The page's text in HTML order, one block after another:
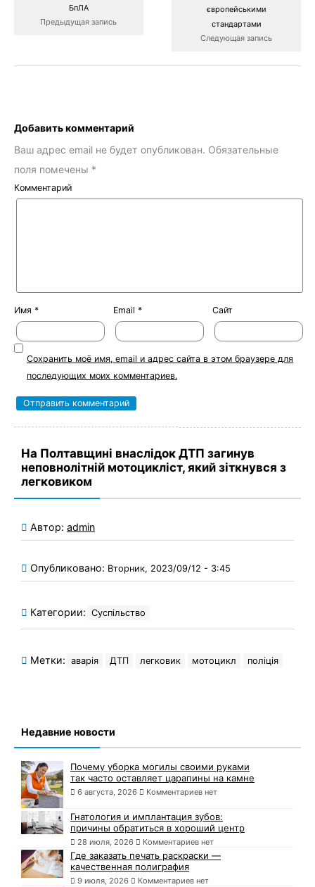
БпЛА
Предыдущая запись
європейськими
стандартами
Следующая запись
Добавить комментарий
Ваш адрес email не будет опубликован. Обязательные
поля помечены *
Комментарий
Имя * Email * Сайт
Сохранить моё имя, email и адрес сайта в этом браузере для
последующих моих комментариев.
На Полтавщині внаслідок ДТП загинув
неповнолітній мотоцикліст, який зіткнувся з
легковиком
Автор: admin
Опубликовано: Вторник, 2023/09/12 - 3:45
Категории: Суспільство
Метки: аварія ДТП легковик мотоцикл поліція
Недавние новости
Почему уборка могилы своими руками
так часто оставляет царапины на камне
6 августа, 2026 Комментариев нет
Гнатология и имплантация зубов:
причины обратиться в хороший центр
28 июля, 2026 Комментариев нет
Где заказать печать раскраски —
качественная полиграфия
9 июля, 2026 Комментариев нет